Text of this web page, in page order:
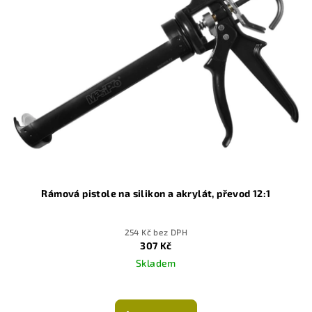
Rámová pistole na silikon a akrylát, převod 12:1
254 Kč bez DPH
307 Kč
Skladem
hodnocení